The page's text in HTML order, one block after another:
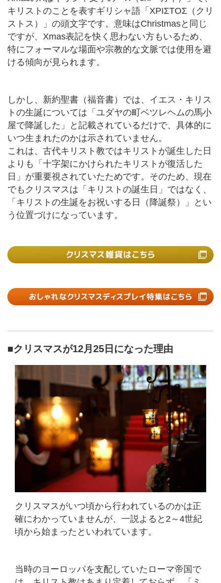
キリストのことを表すギリシャ語「ΧΡΙΣΤΟΣ（クリ
ストス）」の頭文字です。意味はChristmasと同じ
ですが、Xmas表記を快く思わない方もいるため、
特にフォーマルな場面や宗教的な文脈では使用を避
ける傾向が見られます。
しかし、新約聖書（福音書）では、イエス・キリス
トの生誕については「ユダヤの町ベツレヘムの馬小
屋で降誕した」と記載されているだけで、具体的に
いつ生まれたのかは示されていません。
これは、古代キリスト教ではキリストが誕生した日
よりも「十字架にかけられたキリストが復活した
日」が重要視されていたためです。そのため、現在
でもクリスマスは「キリストの誕生日」ではなく、
「キリストの生誕をお祝いする日（降誕祭）」とい
う位置づけになっています。
■クリスマスが12月25日になった理由
クリスマスがいつ頃から行われているのかは正
確にわかっていませんが、一説よると2～4世紀
頃から始まったといわれています。
当時のヨーロッパを支配していたローマ帝国で